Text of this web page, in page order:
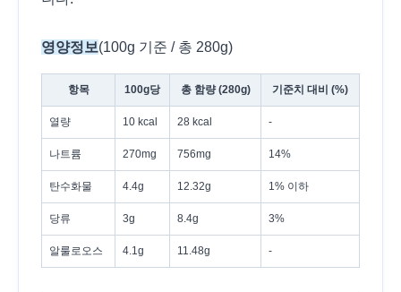
영양정보(100g 기준 / 총 280g)
항목 100g당 총 함량 (280g) 기준치 대비 (%)
열량 10 kcal 28 kcal -
나트륨 270mg 756mg 14%
탄수화물 4.4g 12.32g 1% 이하
당류 3g 8.4g 3%
알룰로오스 4.1g 11.48g -